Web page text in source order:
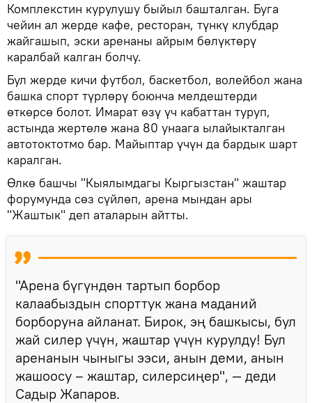
Комплекстин курулушу быйыл башталган. Буга
чейин ал жерде кафе, ресторан, түнкү клубдар
жайгашып, эски аренаны айрым бөлүктөрү
каралбай калган болчу.
Бул жерде кичи футбол, баскетбол, волейбол жана
башка спорт түрлөрү боюнча мелдештерди
өткөрсө болот. Имарат өзү үч кабаттан туруп,
астында жертөлө жана 80 унаага ылайыкталган
автотоктотмо бар. Майыптар үчүн да бардык шарт
каралган.
Өлкө башчы "Кыялымдагы Кыргызстан" жаштар
форумунда сөз сүйлөп, арена мындан ары
"Жаштык" деп аталарын айтты.
"Арена бүгүндөн тартып борбор
калаабыздын спорттук жана маданий
борборуна айланат. Бирок, эң башкысы, бул
жай силер үчүн, жаштар үчүн курулду! Бул
аренанын чыныгы ээси, анын деми, анын
жашоосу – жаштар, силерсиңер", — деди
Садыр Жапаров.